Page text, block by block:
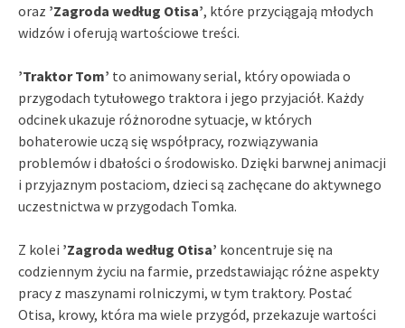
oraz ’Zagroda według Otisa’, które przyciągają młodych
widzów i oferują wartościowe treści.
’Traktor Tom’ to animowany serial, który opowiada o
przygodach tytułowego traktora i jego przyjaciół. Każdy
odcinek ukazuje różnorodne sytuacje, w których
bohaterowie uczą się współpracy, rozwiązywania
problemów i dbałości o środowisko. Dzięki barwnej animacji
i przyjaznym postaciom, dzieci są zachęcane do aktywnego
uczestnictwa w przygodach Tomka.
Z kolei ’Zagroda według Otisa’ koncentruje się na
codziennym życiu na farmie, przedstawiając różne aspekty
pracy z maszynami rolniczymi, w tym traktory. Postać
Otisa, krowy, która ma wiele przygód, przekazuje wartości